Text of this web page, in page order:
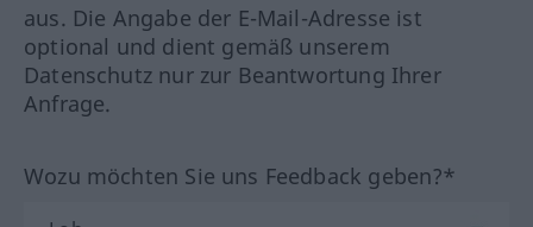
aus. Die Angabe der E-Mail-Adresse ist
optional und dient gemäß unserem
Datenschutz nur zur Beantwortung Ihrer
Anfrage.
Wozu möchten Sie uns Feedback geben?*